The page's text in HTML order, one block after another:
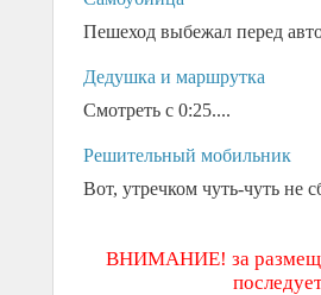
Пешеход выбежал перед
Дедушка и маршрутка
Смотреть с 0:25....
Решительный мобильник
Вот, утречком чуть-чуть не
ВНИМАНИЕ! за